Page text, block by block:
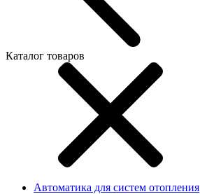
Каталог товаров
Автоматика для систем отопления